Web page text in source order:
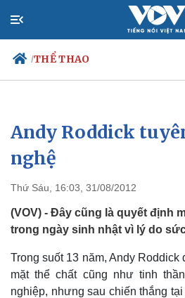
/THỂ THAO
Chính trị
Đảng
Tổ chức nhân sự
Nhận diện sự thật
Xã
Andy Roddick
nghệ
Thứ Sáu, 16:03, 31/08/2012
(VOV) - Đây cũng là quyết định
trong ngày sinh nhật vì lý do
Trong suốt 13 năm, Andy Roddick
mặt thể chất cũng như tinh
nghiệp, nhưng sau chiến thắng